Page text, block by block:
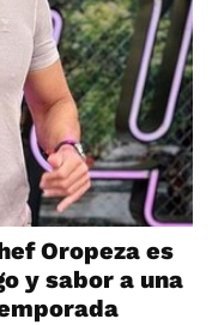
Oropeza es
y sabor a una